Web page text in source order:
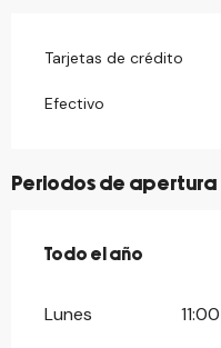
Tarjetas de crédito
Efectivo
Periodos de apertura
Todo el año
Todo el año
Lunes